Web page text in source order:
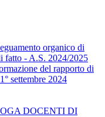
organico di
fatto - A.S. 2024/2025
del rapporto di
settembre 2024
DOCENTI DI